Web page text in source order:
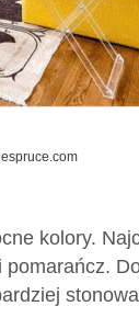
kolory.